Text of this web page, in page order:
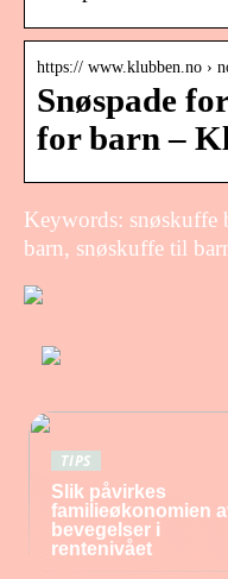
https:// www.klubben.no ›
Snøspade
for barn –
Keywords: snøskuffe
barn, snøskuffe til
TIPS
Slik påvirkes
familieøkonomien
bevegelser i
rentenivået